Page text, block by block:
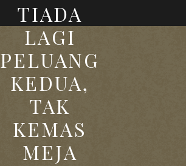
TIADA
LAGI
PELUANG
KEDUA,
TAK
KEMAS
MEJA